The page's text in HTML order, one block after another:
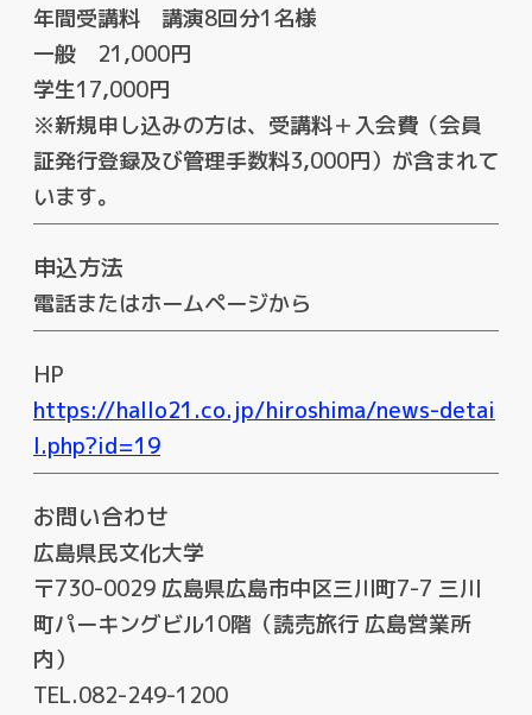
年間受講料 講演8回分1名様
一般 21,000円
学生17,000円
※新規申し込みの方は、受講料＋入会費（会員
証発行登録及び管理手数料3,000円）が含まれて
います。
申込方法
電話またはホームページから
HP
https://hallo21.co.jp/hiroshima/news-detai
l.php?id=19
お問い合わせ
広島県民文化大学
〒730-0029 広島県広島市中区三川町7-7 三川
町パーキングビル10階（読売旅行 広島営業所
内）
TEL.082-249-1200